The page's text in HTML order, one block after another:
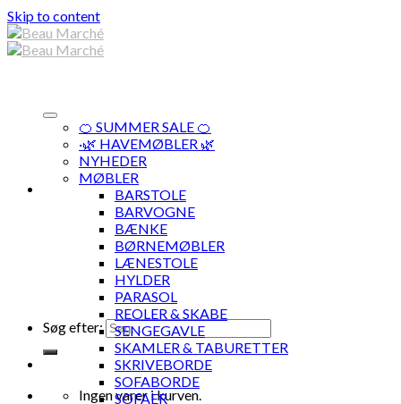
Skip to content
Søg efter:
Ingen varer i kurven.
🍊 SUMMER SALE 🍊
·🌿 HAVEMØBLER 🌿
NYHEDER
MØBLER
BARSTOLE
BARVOGNE
BÆNKE
BØRNEMØBLER
LÆNESTOLE
HYLDER
PARASOL
REOLER & SKABE
SENGEGAVLE
SKAMLER & TABURETTER
SKRIVEBORDE
SOFABORDE
SOFAER